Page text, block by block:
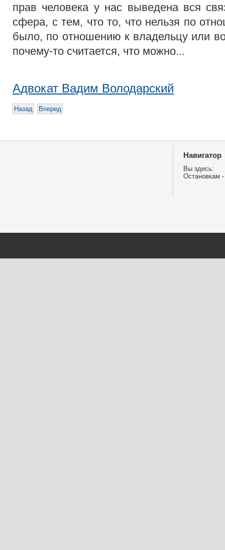
прав человека у нас выведена вся
сфера, с тем, что то, что нельзя по
было, по отношению к владельцу или
почему-то считается, что можно...
Адвокат Вадим Володарский
Назад Вперед
Навигатор
Вы здесь:
Остановкам